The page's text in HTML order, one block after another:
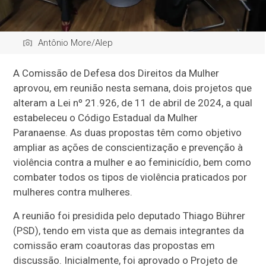
Antônio More/Alep
A Comissão de Defesa dos Direitos da Mulher
aprovou, em reunião nesta semana, dois projetos que
alteram a Lei nº 21.926, de 11 de abril de 2024, a qual
estabeleceu o Código Estadual da Mulher
Paranaense. As duas propostas têm como objetivo
ampliar as ações de conscientização e prevenção à
violência contra a mulher e ao feminicídio, bem como
combater todos os tipos de violência praticados por
mulheres contra mulheres.
A reunião foi presidida pelo deputado Thiago Bührer
(PSD), tendo em vista que as demais integrantes da
comissão eram coautoras das propostas em
discussão. Inicialmente, foi aprovado o Projeto de